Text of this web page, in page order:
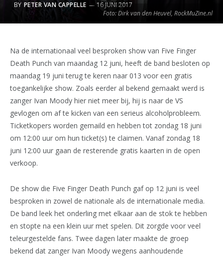
Foto: Dirk van den Heuvel, RockMuZine.nl
BY PETER VAN CAPPELLE 16 JUNI 2017
Na de internationaal veel besproken show van Five Finger
Death Punch van maandag 12 juni, heeft de band besloten op
maandag 19 juni terug te keren naar 013 voor een gratis
toegankelijke show. Zoals eerder al bekend gemaakt werd is
zanger Ivan Moody hier niet meer bij, hij is naar de VS
gevlogen om af te kicken van een serieus alcoholprobleem.
Ticketkopers worden gemaild en hebben tot zondag 18 juni
om 12:00 uur om hun ticket(s) te claimen. Vanaf zondag 18
juni 12:00 uur gaan de resterende gratis kaarten in de open
verkoop.
De show die Five Finger Death Punch gaf op 12 juni is veel
besproken in zowel de nationale als de internationale media.
De band leek het onderling met elkaar aan de stok te hebben
en stopte na een klein uur met spelen. Dit zorgde voor veel
teleurgestelde fans. Twee dagen later maakte de groep
bekend dat zanger Ivan Moody wegens aanhoudende